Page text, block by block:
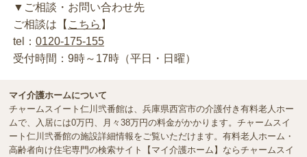
▼ご相談・お問い合わせ先
ご相談は【 こちら 】
tel： 0120-175-155
受付時間：9時～17時（平日・日曜）
マイ介護ホームについて
チャームスイート仁川弐番館は、兵庫県西宮市の介護付き有料老人ホー
ムで、入居には0万円、月々38万円の料金がかかります。チャームスイ
ート仁川弐番館の施設詳細情報をご覧いただけます。有料老人ホーム・
高齢者向け住宅専門の検索サイト【マイ介護ホーム】ならチャームスイ